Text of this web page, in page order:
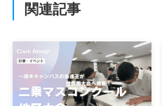
関連記事